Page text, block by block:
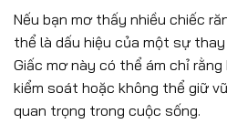
Nếu bạn mơ thấy nhiều chiếc
thể là dấu hiệu của một sự
Giấc mơ này có thể ám chỉ
kiểm soát hoặc không thể giữ
quan trọng trong cuộc sống.